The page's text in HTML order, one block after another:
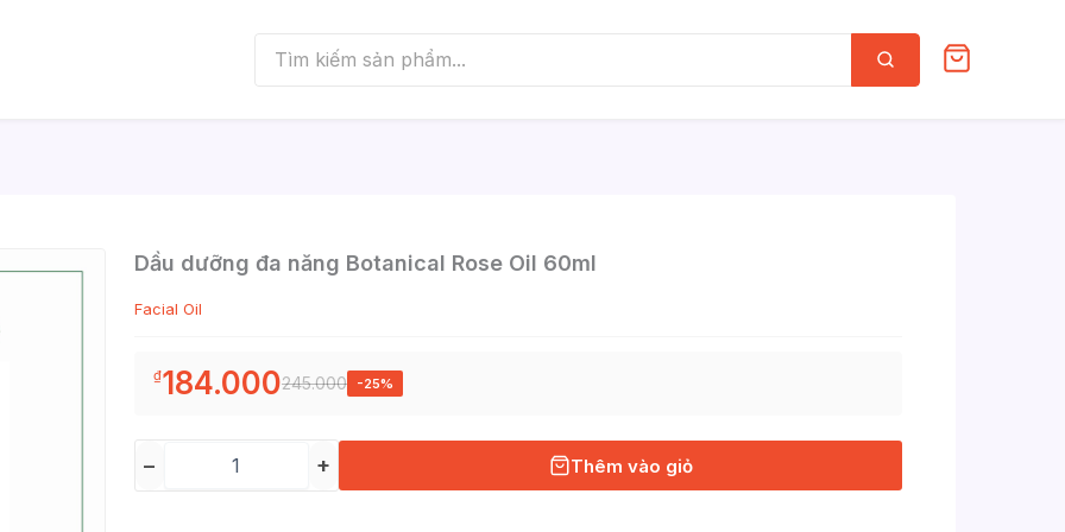
Tìm
kiếm
Dầu dưỡng đa năng Botanical Rose Oil 60ml
Facial Oil
₫184.000245.000 -25%
− + Thêm vào giỏ